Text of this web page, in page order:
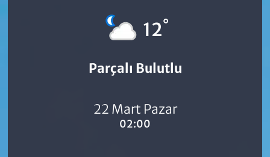
12°
Parçalı Bulutlu
22 Mart Pazar
02:00